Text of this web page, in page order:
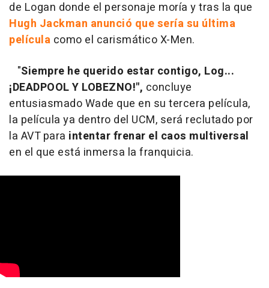
de Logan donde el personaje moría y tras la que
Hugh Jackman anunció que sería su última
película como el carismático X-Men.
"Siempre he querido estar contigo, Log...
¡DEADPOOL Y LOBEZNO!", concluye
entusiasmado Wade que en su tercera película,
la película ya dentro del UCM, será reclutado por
la AVT para intentar frenar el caos multiversal
en el que está inmersa la franquicia.